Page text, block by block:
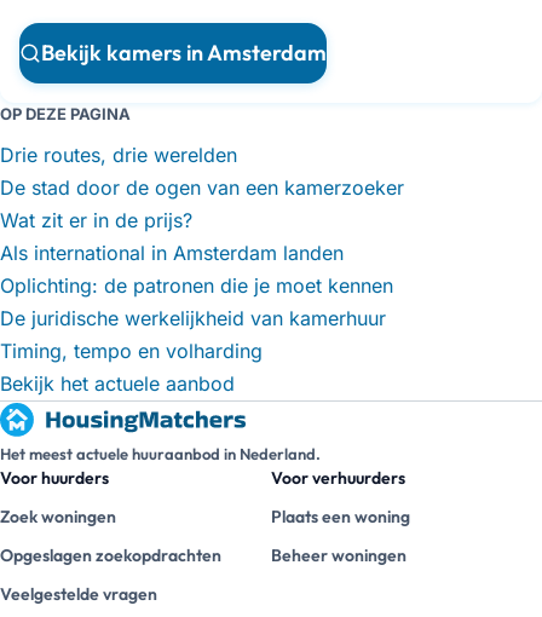
Bekijk kamers in Amsterdam
OP DEZE PAGINA
Drie routes, drie werelden
De stad door de ogen van een kamerzoeker
Wat zit er in de prijs?
Als international in Amsterdam landen
Oplichting: de patronen die je moet kennen
De juridische werkelijkheid van kamerhuur
Timing, tempo en volharding
Bekijk het actuele aanbod
Het meest actuele huuraanbod in Nederland.
Voor huurders
Zoek woningen
Opgeslagen zoekopdrachten
Veelgestelde vragen
Voor verhuurders
Plaats een woning
Beheer woningen